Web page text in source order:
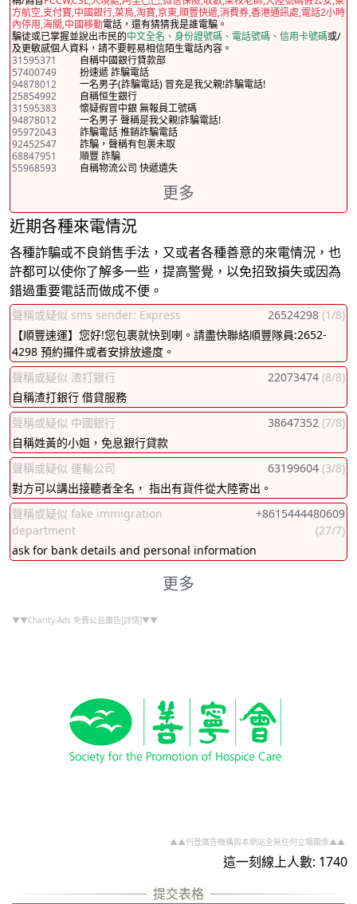
方航空,支付寶,中國銀行,菜鳥,淘寶,京東,順豐快遞,消費券,香港通訊處,電話2小時
內停用,海關,中國移動電話，還有猜猜我是誰電騙。
騙徒或已掌握並說出市民的中文全名、身份證號碼、電話號碼、信用卡號碼或/
及更敏感個人資料，請不要輕易相信陌生電話內容。
31595371
自稱中國銀行貸款部
57400749
扮速遞 詐騙電話
94878012
一名男子(詐騙電話) 冒充是我父親!詐騙電話!
25854992
自稱恒生銀行
31595383
懷疑假冒中銀 無報員工號碼
94878012
一名男子 聲稱是我父親!詐騙電話!
95972043
詐騙電話 推銷詐騙電話
92452547
詐騙，聲稱有包裹未取
68847951
順豐 詐騙
55968593
自稱物流公司 快遞遺失
更多
近期各種來電情況
各種詐騙或不良銷售手法，又或者各種善意的來電情況，也
許都可以使你了解多一些，提高警覺，以免招致損失或因為
錯過重要電話而做成不便。
聲稱或疑似 sms sender: Express 26524298 (1/8)
【順豐速運】您好!您包裹就快到喇。請盡快聯絡順豐隊員:2652-
4298 預約攞件或者安排放邊度。
聲稱或疑似 渣打銀行
22073474 (8/8)
自稱渣打銀行 借貸服務
聲稱或疑似 中國銀行
38647352 (7/8)
自稱姓黃的小姐，免息銀行貸款
聲稱或疑似 運輸公司
63199604 (3/8)
對方可以講出接聽者全名， 指出有貨件從大陸寄出。
聲稱或疑似 fake immigration
department
+8615444480609
(27/7)
ask for bank details and personal information
更多
▼▼Charity-Ads 免費公益廣告[詳情]▼▼
▲▲刊登廣告機構與本網站全無任何立場關係▲▲
這一刻線上人數: 1740